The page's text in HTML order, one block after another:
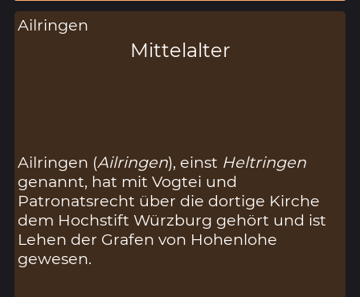
Ailringen
Mittelalter
Ailringen (Ailringen), einst Heltringen
genannt, hat mit Vogtei und
Patronatsrecht über die dortige Kirche
dem Hochstift Würzburg gehört und ist
Lehen der Grafen von Hohenlohe
gewesen.